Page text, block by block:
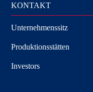
KONTAKT
Unternehmenssitz
Produktionsstätten
Investors